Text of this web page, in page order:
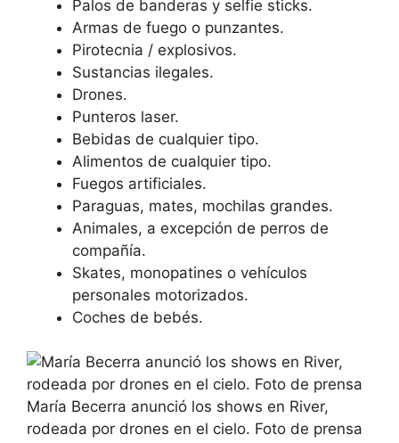
Palos de banderas y selfie sticks.
Armas de fuego o punzantes.
Pirotecnia / explosivos.
Sustancias ilegales.
Drones.
Punteros laser.
Bebidas de cualquier tipo.
Alimentos de cualquier tipo.
Fuegos artificiales.
Paraguas, mates, mochilas grandes.
Animales, a excepción de perros de
compañía.
Skates, monopatines o vehículos
personales motorizados.
Coches de bebés.
María Becerra anunció los shows en River,
rodeada por drones en el cielo. Foto de prensa